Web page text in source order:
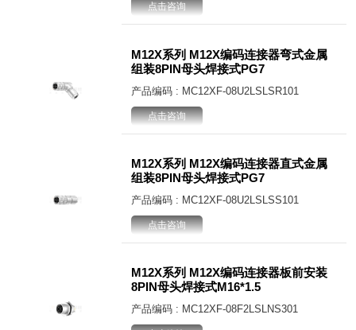
点击咨询
M12X系列 M12X编码连接器弯式金属
组装8PIN母头焊接式PG7
产品编码 : MC12XF-08U2LSLSR101
点击咨询
M12X系列 M12X编码连接器直式金属
组装8PIN母头焊接式PG7
产品编码 : MC12XF-08U2LSLSS101
点击咨询
M12X系列 M12X编码连接器板前安装
8PIN母头焊接式M16*1.5
产品编码 : MC12XF-08F2LSLNS301